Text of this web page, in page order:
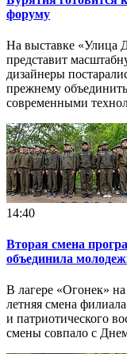
форуму
На выставке «Улица
представит
дизайнеры
прежнему
современными
14:40
Вторая смена
объединила
В лагере «Огонек»
летняя смена
и патриотического
смены совпало с